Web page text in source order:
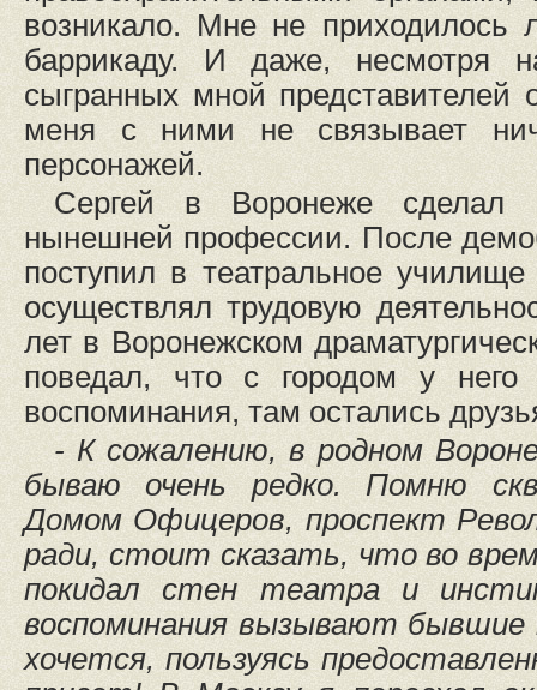
возникало. Мне не приходилось
баррикаду. И даже, несмотря
сыгранных мной представителей
меня с ними не связывает
персонажей.
Сергей в Воронеже
нынешней профессии. После
поступил в театральное
осуществлял трудовую
лет в Воронежском
поведал, что с городом у него
воспоминания, там остались
- К сожалению, в родном
бываю очень редко. Помню
Домом Офицеров, проспект
ради, стоит сказать, что во
покидал стен театра и
воспоминания вызывают бывшие
хочется, пользуясь